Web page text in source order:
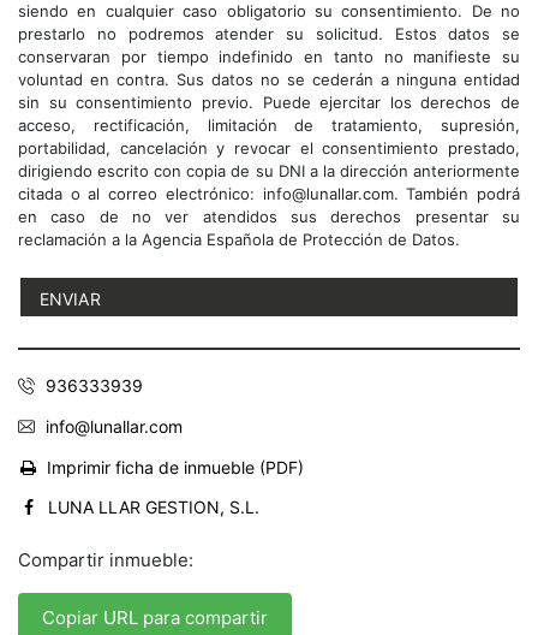
siendo en cualquier caso obligatorio su consentimiento. De no
prestarlo no podremos atender su solicitud. Estos datos se
conservaran por tiempo indefinido en tanto no manifieste su
voluntad en contra. Sus datos no se cederán a ninguna entidad
sin su consentimiento previo. Puede ejercitar los derechos de
acceso, rectificación, limitación de tratamiento, supresión,
portabilidad, cancelación y revocar el consentimiento prestado,
dirigiendo escrito con copia de su DNI a la dirección anteriormente
citada o al correo electrónico: info@lunallar.com. También podrá
en caso de no ver atendidos sus derechos presentar su
reclamación a la Agencia Española de Protección de Datos.
936333939
info@lunallar.com
Imprimir ficha de inmueble (PDF)
LUNA LLAR GESTION, S.L.
Compartir inmueble:
Copiar URL para compartir